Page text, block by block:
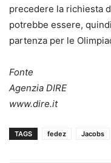
precedere la richiesta
potrebbe essere,
partenza per le
Fonte
Agenzia DIRE
www.dire.it
TAGS fedez Jacobs